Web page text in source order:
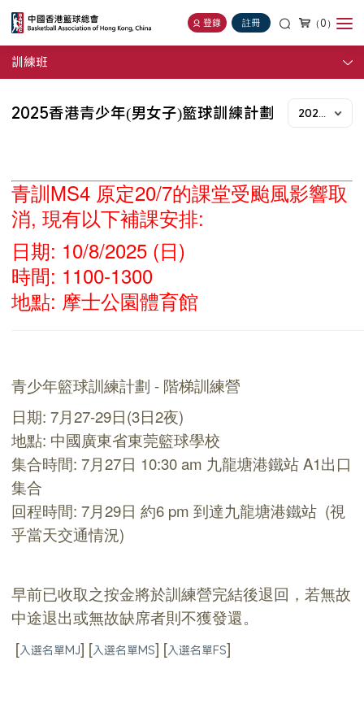
登錄 註冊 （0）
訓練班
2025香港青少年(男女子)籃球訓練計劃 2025年度
青訓MS4 原定20/7的課堂受颱風影響取
消, 現有以下補課安排:
日期: 10/8/2025 (日)
時間: 1100-1300
地點: 摩士公園體育館
青少年籃球訓練計劃 - 階梯訓練營
日期: 7月27-29日(3日2夜)
地點: 中國廣東省東莞籃球學校
集合時間: 7月27日 10:30 ​am 九龍塘港鐵站 A1出口
集合
回程時間: 7月29日 約6 pm 到達九龍塘港鐵站 (視
乎當天交通情況)
早前已收取之按金將於訓練營完結後退回，若無故
中途退出或無故缺席者則不獲發還。
[入選名單MJ] [入選名單MS] [入選名單FS]